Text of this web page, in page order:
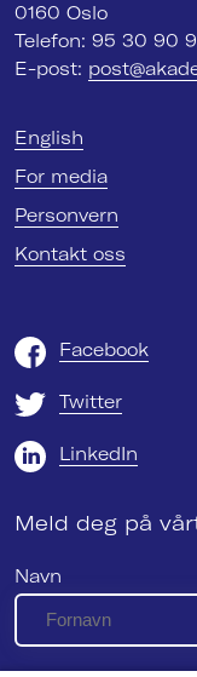
0160 Oslo
Telefon: 95 30 90
E-post:
English
For media
Personvern
Kontakt oss
Facebook
Twitter
LinkedIn
Meld deg på
Navn